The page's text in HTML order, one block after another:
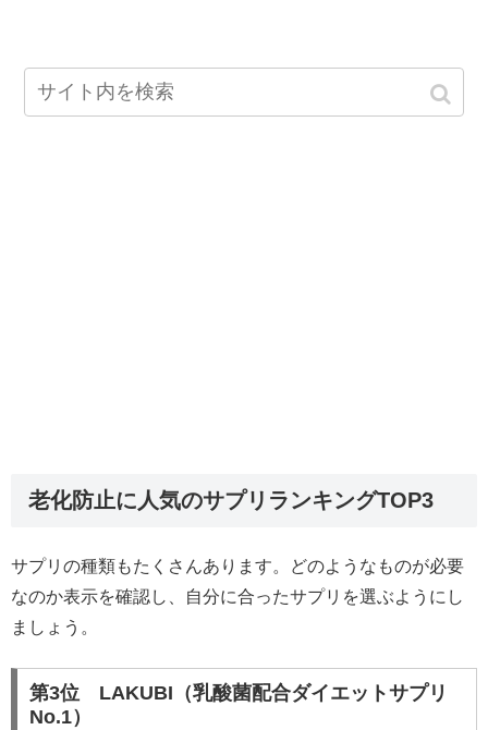
老化防止に人気のサプリランキングTOP3
サプリの種類もたくさんあります。どのようなものが必要
なのか表示を確認し、自分に合ったサプリを選ぶようにし
ましょう。
第3位 LAKUBI（乳酸菌配合ダイエットサプリ
No.1）